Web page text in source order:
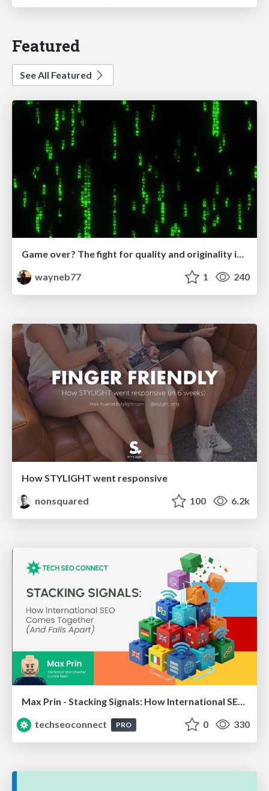
Featured
See All Featured
Game over? The fight for quality and originality in the time of robots
wayneb77
1 240
How STYLIGHT went responsive
nonsquared
100 6.2k
Max Prin - Stacking Signals: How International SEO Comes Together (And Falls Apart)
techseoconnect
PRO 0 330